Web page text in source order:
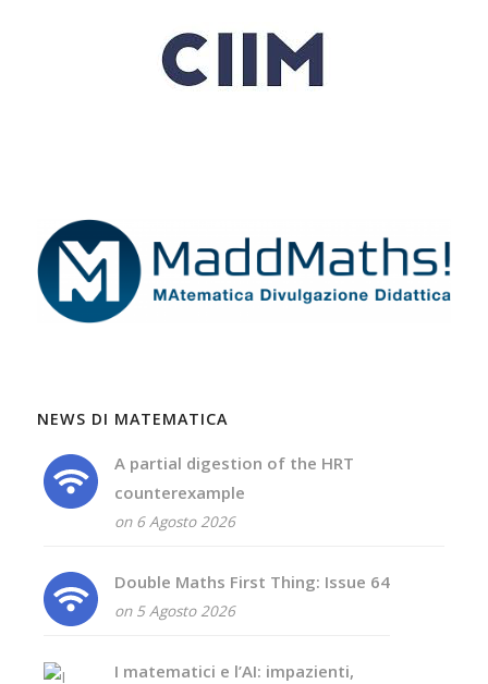
NEWS DI MATEMATICA
A partial digestion of the HRT
counterexample
on 6 Agosto 2026
Double Maths First Thing: Issue 64
on 5 Agosto 2026
I matematici e l’AI: impazienti,